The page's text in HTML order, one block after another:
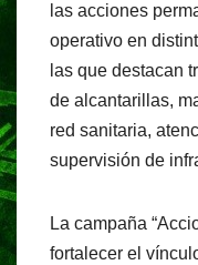
las acciones
operativo en
las que destacan
de alcantarillas,
red sanitaria,
supervisión de
La campaña
fortalecer el